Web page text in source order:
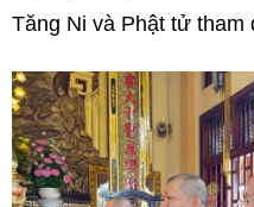
Tăng Ni và Phật tử tham